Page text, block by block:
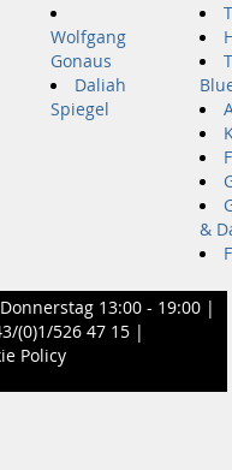
Wolfgang
Gonaus
Daliah
Spiegel
&
13:00 - 19:00 |
(0)1/526 47 15 |
Policy